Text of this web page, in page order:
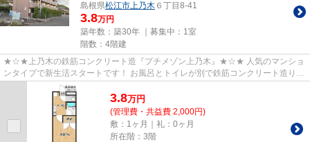
島根県松江市上乃木 ６丁目8-41
3.8万円
築年数：築30年 ｜募集中： 1室
階数：4階建
★☆★上乃木の鉄筋コンクリート造『プチメゾン上乃木』★☆★ 人気のマンショ
ンタイプで新生活スタートです！ お風呂とトイレが別で鉄筋コンクリート造り。
それでいてこのお家賃は魅力的...
3.8万円
(管理費・共益費 2,000円)
敷：1ヶ月｜礼：0ヶ月
所在階：3階